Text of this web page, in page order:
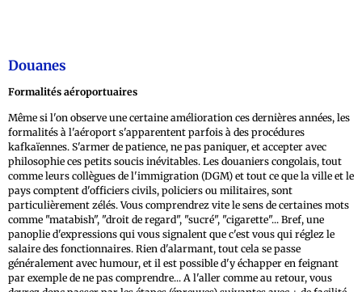
Douanes
Formalités aéroportuaires
Même si l'on observe une certaine amélioration ces dernières années, les
formalités à l'aéroport s'apparentent parfois à des procédures
kafkaïennes. S'armer de patience, ne pas paniquer, et accepter avec
philosophie ces petits soucis inévitables. Les douaniers congolais, tout
comme leurs collègues de l'immigration (DGM) et tout ce que la ville et le
pays comptent d'officiers civils, policiers ou militaires, sont
particulièrement zélés. Vous comprendrez vite le sens de certaines mots
comme "matabish", "droit de regard", "sucré", "cigarette"... Bref, une
panoplie d'expressions qui vous signalent que c'est vous qui réglez le
salaire des fonctionnaires. Rien d'alarmant, tout cela se passe
généralement avec humour, et il est possible d'y échapper en feignant
par exemple de ne pas comprendre... A l'aller comme au retour, vous